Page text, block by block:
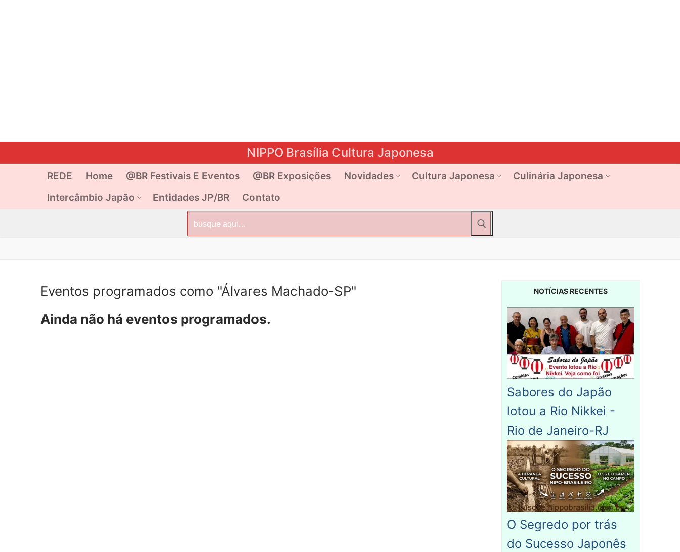
NIPPO Brasília Cultura Japonesa
REDE Home @BR Festivais E Eventos @BR Exposições Novidades Cultura Japonesa
Culinária Japonesa
Intercâmbio Japão
Entidades JP/BR Contato
por:
Eventos programados como "Álvares Machado-SP"
Ainda não há eventos programados.
NOTÍCIAS RECENTES
Sabores do Japão
lotou a Rio Nikkei -
Rio de Janeiro-RJ
O Segredo por trás
do Sucesso Japonês